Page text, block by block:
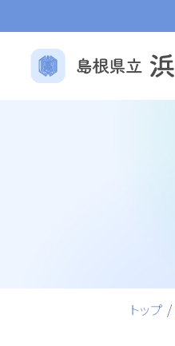
トップ /